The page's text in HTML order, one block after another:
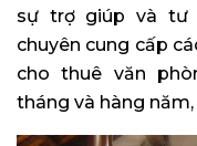
sự trợ giúp và tư
chuyên cung cấp
cho thuê văn
tháng và hàng